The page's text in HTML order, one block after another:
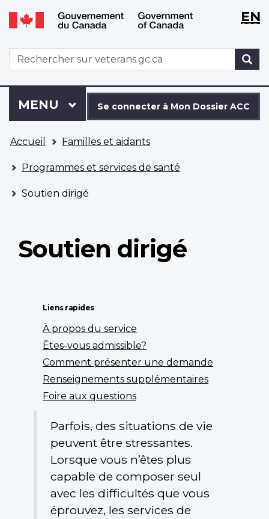
Aller
au
principal
Passer
à
version
HTML
simplifiée
WxT
WxTEN
WxT
Search
form
connecter
à
Dossier
ACC
Se connecter à Mon Dossier ACC
Menu
MENU PRINCIPAL
êtes
ici
Accueil Familles et aidants
Programmes et services de santé
Soutien dirigé
Soutien dirigé
Liens rapides
À propos du service
Êtes-vous admissible?
Comment présenter une demande
Renseignements supplémentaires
Foire aux questions
Parfois, des situations de vie
peuvent être stressantes.
Lorsque vous n’êtes plus
capable de composer seul
avec les difficultés que vous
éprouvez, les services de